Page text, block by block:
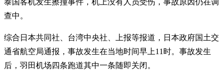
查中。
综合日本共同社、台湾中央社、上报等报道，日本政府国土交
通省航空局通报，事故发生在当地时间早上11时。事故发生
后，羽田机场四条跑道其中一条随即关闭。